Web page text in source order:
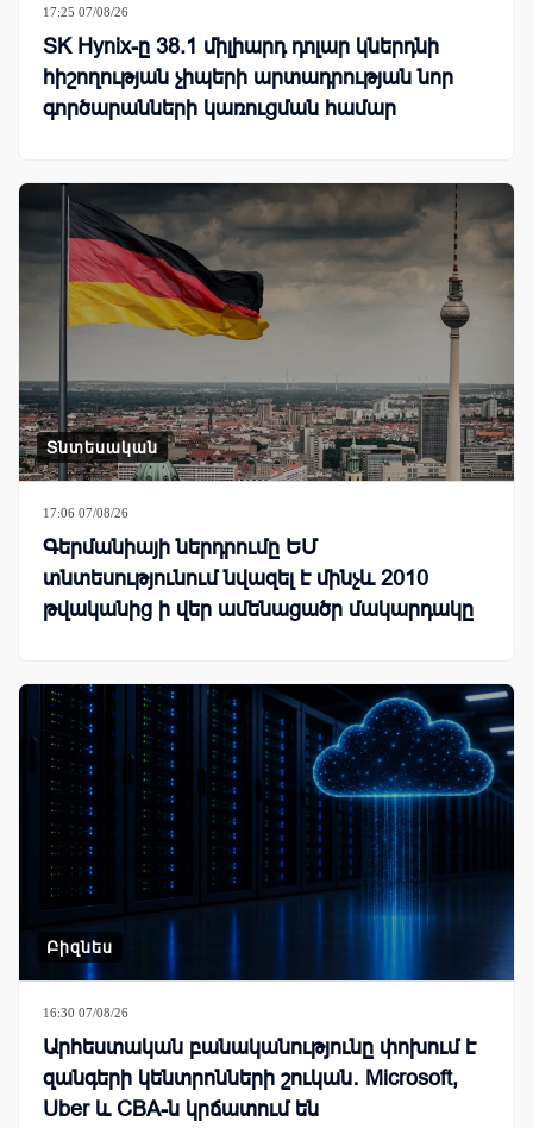
17:25 07/08/26
SK Hynix-ը 38.1 միլիարդ դոլար կներդնի
հիշողության չիպերի արտադրության նոր
գործարանների կառուցման համար
Տնտեսական
17:06 07/08/26
Գերմանիայի ներդրումը ԵՄ
տնտեսությունում նվազել է մինչև 2010
թվականից ի վեր ամենացածր մակարդակը
Բիզնես
16:30 07/08/26
Արհեստական բանականությունը փոխում է
զանգերի կենտրոնների շուկան․ Microsoft,
Uber և CBA-ն կրճատում են